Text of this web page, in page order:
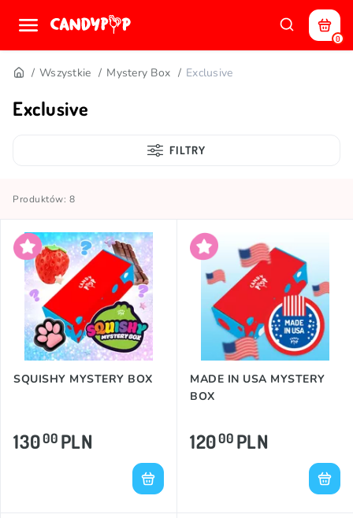
0
Wszystkie Mystery Box Exclusive
Exclusive
FILTRY
Produktów: 8
SQUISHY MYSTERY BOX
13000 PLN
MADE IN USA MYSTERY
BOX
12000 PLN